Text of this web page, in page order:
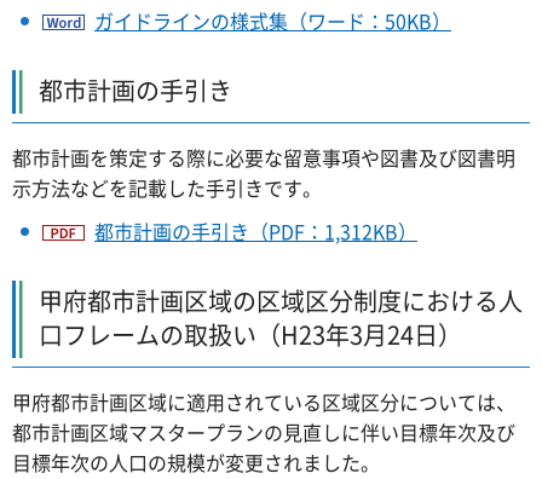
ガイドラインの様式集（ワード：50KB）
都市計画の手引き
都市計画を策定する際に必要な留意事項や図書及び図書明
示方法などを記載した手引きです。
都市計画の手引き（PDF：1,312KB）
甲府都市計画区域の区域区分制度における人
口フレームの取扱い（H23年3月24日）
甲府都市計画区域に適用されている区域区分については、
都市計画区域マスタープランの見直しに伴い目標年次及び
目標年次の人口の規模が変更されました。